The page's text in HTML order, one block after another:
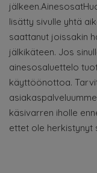
lisätty sivulle yhtä
saattanut joissakin
jälkikäteen. Jos
ainesosaluettelo
käyttöönottoa.
käsivarren iholle
ettet ole herkistynyt